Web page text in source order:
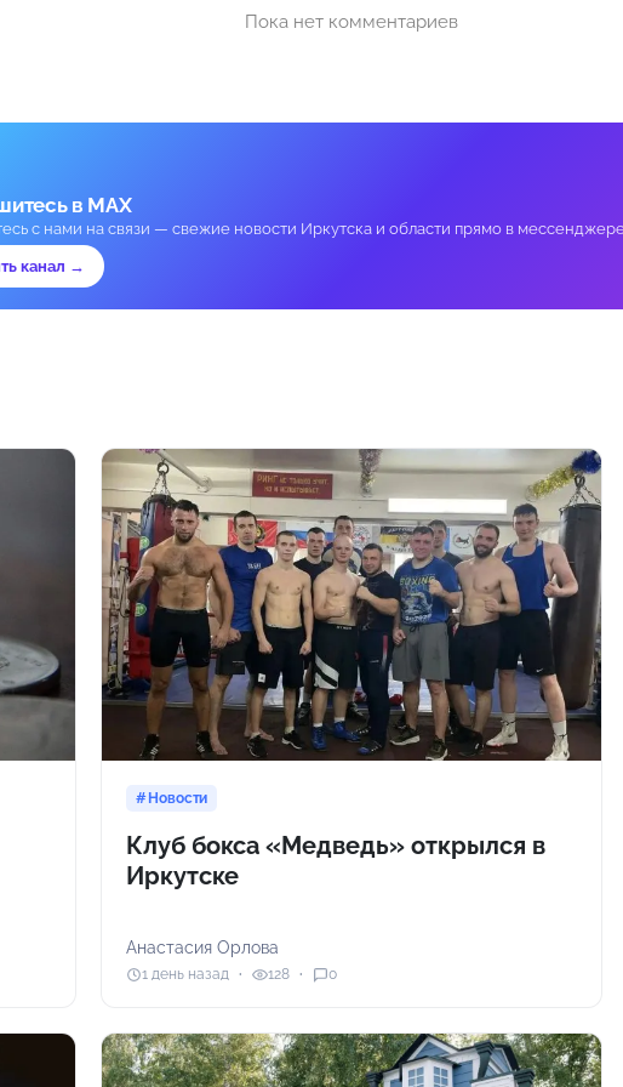
Пока нет комментариев
в MAX
с нами на связи — свежие новости Иркутска и области прямо в
канал →
Новости
Клуб бокса «Медведь» открылся в
Иркутске
Анастасия Орлова
1 день назад 128 0